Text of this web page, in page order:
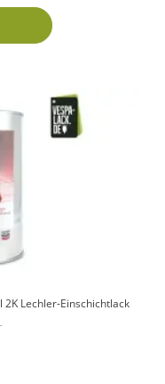
2K Lechler-Einschichtlack